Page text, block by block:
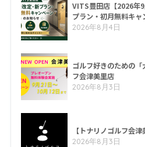
VITS豊田店【2026年
プラン・初月無料キ
2026年8月4日
ゴルフ好きのための
フ会津美里店
2026年8月3日
【トナリノゴルフ会
2026年8月3日